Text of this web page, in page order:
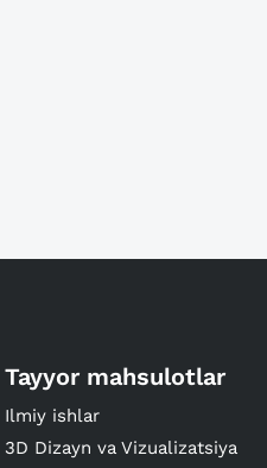
Tayyor mahsulotlar
Ilmiy ishlar
3D Dizayn va Vizualizatsiya